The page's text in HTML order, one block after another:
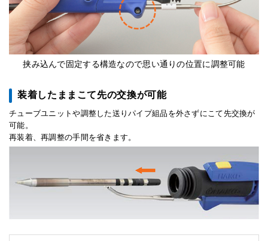
挟み込んで固定する構造なので思い通りの位置に調整可能
装着したままこて先の交換が可能
チューブユニットや調整した送りパイプ組品を外さずにこて先交換が
可能。
再装着、再調整の手間を省きます。